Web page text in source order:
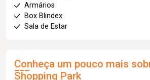
Armários
Box Blindex
Sala de Estar
Conheça um pouco mais
Shopping Park